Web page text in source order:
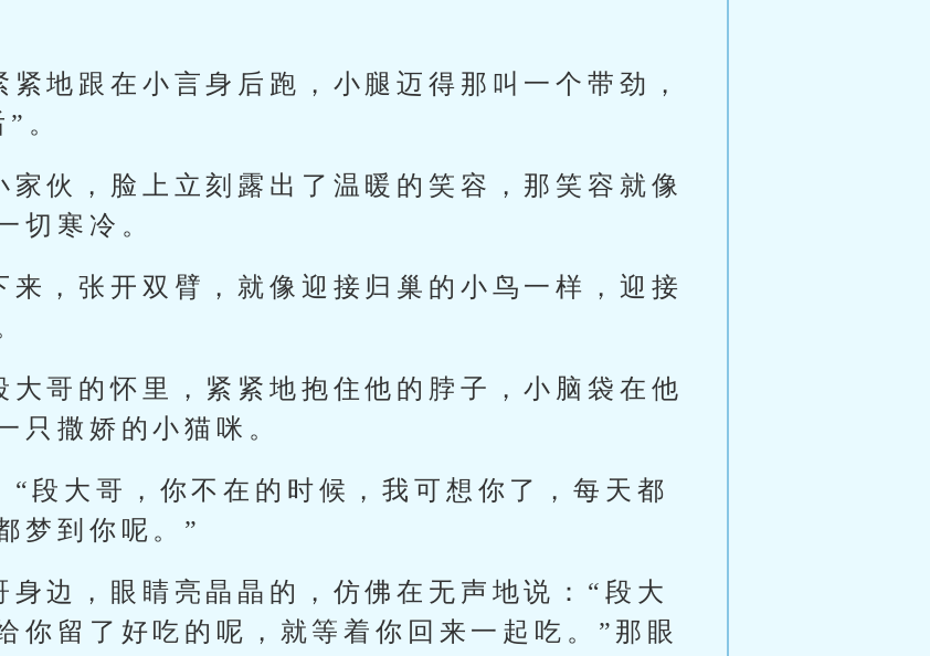
地跟在小言身后跑，小腿迈得那叫一个带劲，
。
家伙，脸上立刻露出了温暖的笑容，那笑容就像
切寒冷。
来，张开双臂，就像迎接归巢的小鸟一样，迎接
大哥的怀里，紧紧地抱住他的脖子，小脑袋在他
只撒娇的小猫咪。
“段大哥，你不在的时候，我可想你了，每天都
梦到你呢。”
身边，眼睛亮晶晶的，仿佛在无声地说：“段大
你留了好吃的呢，就等着你回来一起吃。”那眼